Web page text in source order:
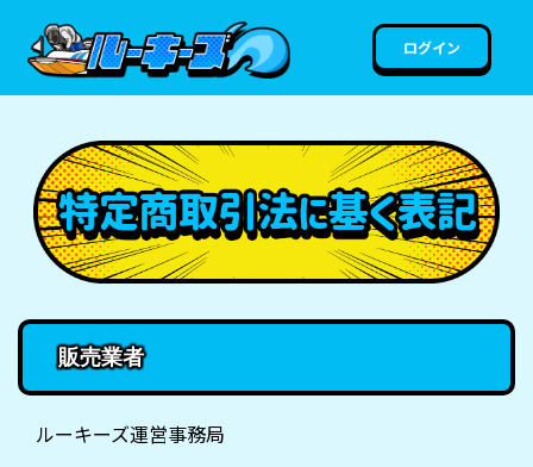
ログイン
販売業者
ルーキーズ運営事務局